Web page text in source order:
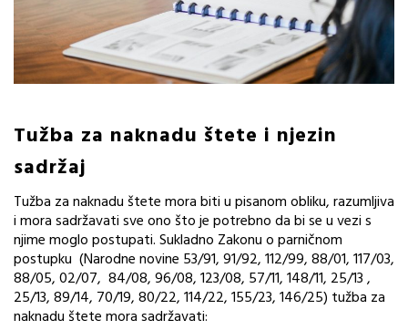
Tužba za naknadu štete i njezin
sadržaj
Tužba za naknadu štete mora biti u pisanom obliku, razumljiva
i mora sadržavati sve ono što je potrebno da bi se u vezi s
njime moglo postupati. Sukladno Zakonu o parničnom
postupku (Narodne novine 53/91, 91/92, 112/99, 88/01, 117/03,
88/05, 02/07, 84/08, 96/08, 123/08, 57/11, 148/11, 25/13 ,
25/13, 89/14, 70/19, 80/22, 114/22, 155/23, 146/25) tužba za
naknadu štete mora sadržavati: